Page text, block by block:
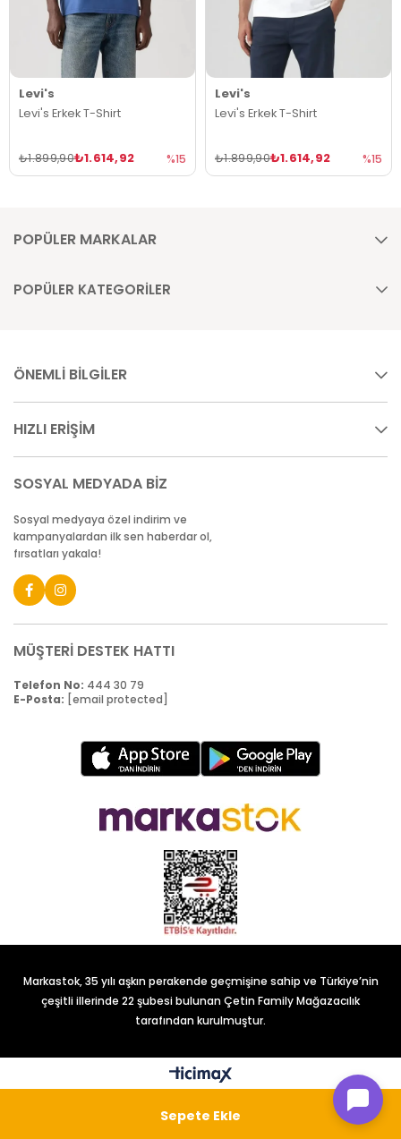
Levi's
Levi's Erkek T-Shirt
₺1.614,92
₺1.899,90 %15
Levi's
Levi's Erkek T-Shirt
₺1.614,92
₺1.899,90 %15
POPÜLER MARKALAR
POPÜLER KATEGORİLER
ÖNEMLİ BİLGİLER
HIZLI ERİŞİM
SOSYAL MEDYADA BİZ
Sosyal medyaya özel indirim ve
kampanyalardan ilk sen haberdar ol,
fırsatları yakala!
MÜŞTERİ DESTEK HATTI
Telefon No: 444 30 79
E-Posta: [email protected]
Markastok, 35 yılı aşkın perakende geçmişine sahip ve Türkiye’nin
çeşitli illerinde 22 şubesi bulunan Çetin Family Mağazacılık
tarafından kurulmuştur.